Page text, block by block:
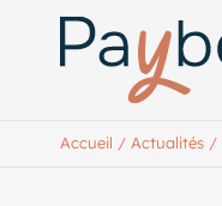
Accueil / Actualités /